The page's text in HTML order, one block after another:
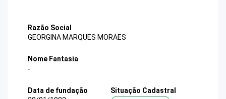
Razão Social
GEORGINA MARQUES MORAES
Nome Fantasia
-
Data de fundação
Situação Cadastral